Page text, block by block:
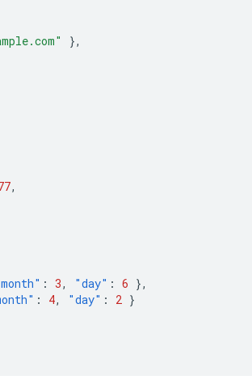
},
,
: 3, "day" : 6 },
: 4, "day" : 2 }